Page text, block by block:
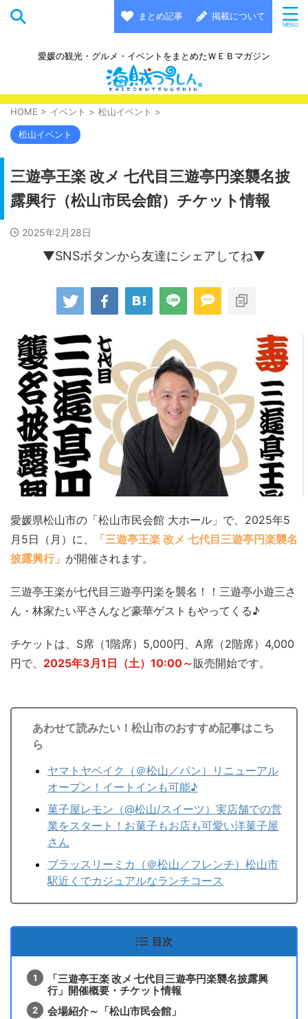
まとめ記事 掲載について
愛媛の観光・グルメ・イベントをまとめたＷＥＢマガジン
HOME > イベント > 松山イベント >
松山イベント
三遊亭王楽 改メ 七代目三遊亭円楽襲名披
露興行（松山市民会館）チケット情報
2025年2月28日
▼SNSボタンから友達にシェアしてね▼
愛媛県松山市の「松山市民会館 大ホール」で、2025年5
月5日（月）に、
「三遊亭王楽 改メ 七代目三遊亭円楽襲名
披露興行」 が開催されます。
三遊亭王楽が七代目三遊亭円楽を襲名！！三遊亭小遊三さ
ん・林家たい平さんなど豪華ゲストもやってくる♪
チケットは、S席（1階席）5,000円、A席（2階席）4,000
円で、 2025年3月1日（土）10:00～販売開始です。
あわせて読みたい！松山市のおすすめ記事はこち
ら
ヤマトヤベイク（＠松山／パン）リニューアル
オープン！イートインも可能♪
菓子屋レモン（@松山/スイーツ）実店舗での営
業をスタート！お菓子もお店も可愛い洋菓子屋
さん
ブラッスリーミカ（＠松山／フレンチ）松山市
駅近くでカジュアルなランチコース
目次
「三遊亭王楽 改メ 七代目三遊亭円楽襲名披露興
行」開催概要・チケット情報
会場紹介～「松山市民会館」